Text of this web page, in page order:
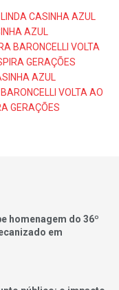
CASINHA AZUL
AZUL
BARONCELLI VOLTA
GERAÇÕES
AZUL
VOLTA AO
GERAÇÕES
homenagem do 36º
em